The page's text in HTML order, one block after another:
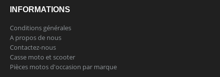
INFORMATIONS
Conditions générales
A propos de nous
Contactez-nous
Casse moto et scooter
Pièces motos d'occasion par marque